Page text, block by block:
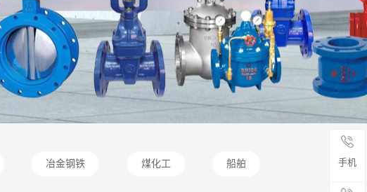
冶金钢铁 煤化工 船舶 手机